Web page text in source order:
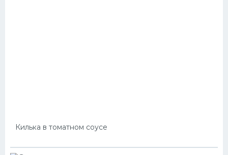
Килька в томатном соусе